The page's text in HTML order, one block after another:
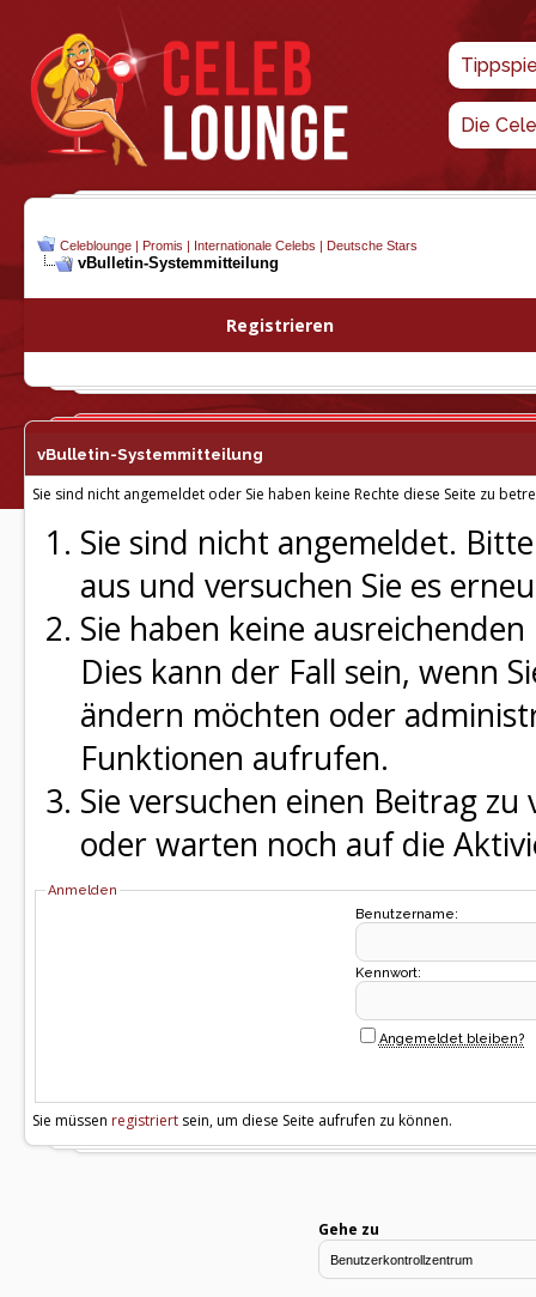
Die
Celeblounge | Promis | Internationale Celebs | Deutsche Stars
vBulletin-Systemmitteilung
Registrieren
vBulletin-Systemmitteilung
Sie sind nicht angemeldet oder Sie haben keine Rechte diese Seite zu
Sie sind nicht angemeldet.
aus und versuchen Sie es
Sie haben keine
Dies kann der Fall sein, wenn
ändern möchten oder
Funktionen aufrufen.
Sie versuchen einen Beitrag
oder warten noch auf die
Anmelden
Benutzername:
Kennwort:
Angemeldet bleiben?
Sie müssen registriert sein, um diese Seite aufrufen zu können.
Gehe zu